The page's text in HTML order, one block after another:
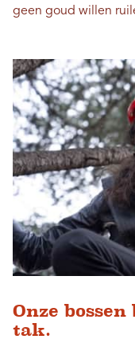
geen goud willen
Onze
tak.